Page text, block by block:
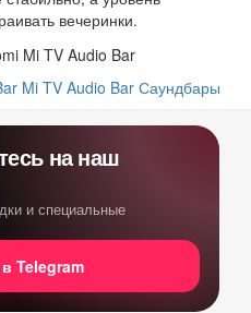
вечеринки.
Mi TV Audio Bar Саундбары
на наш
и специальные
Telegram